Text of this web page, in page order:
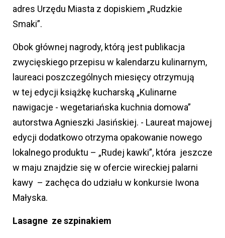
adres Urzędu Miasta z dopiskiem „Rudzkie
Smaki”.
Obok głównej nagrody, którą jest publikacja
zwycięskiego przepisu w kalendarzu kulinarnym,
laureaci poszczególnych miesięcy otrzymują
w tej edycji książkę kucharską „Kulinarne
nawigacje - wegetariańska kuchnia domowa”
autorstwa Agnieszki Jasińskiej. - Laureat majowej
edycji dodatkowo otrzyma opakowanie nowego
lokalnego produktu – „Rudej kawki”, która jeszcze
w maju znajdzie się w ofercie wireckiej palarni
kawy – zachęca do udziału w konkursie Iwona
Małyska.
Lasagne ze szpinakiem